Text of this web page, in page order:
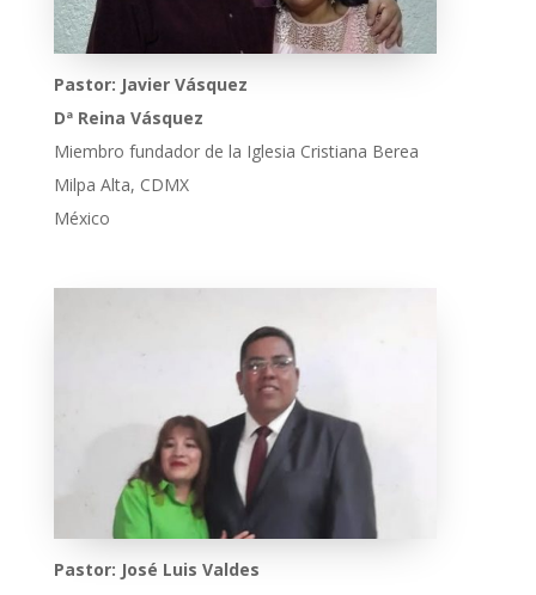
Pastor: Javier Vásquez
Dª Reina Vásquez
Miembro fundador de la Iglesia Cristiana Berea
Milpa Alta, CDMX
México
Pastor: José Luis Valdes